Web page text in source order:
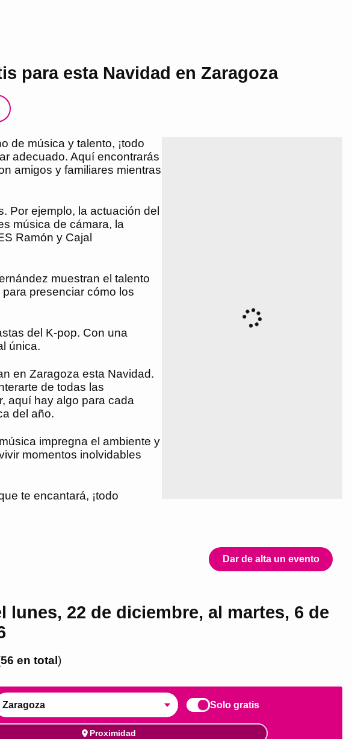
para esta Navidad en Zaragoza
de música y talento, ¡todo
adecuado. Aquí encontrarás
amigos y familiares mientras
Por ejemplo, la actuación del
música de cámara, la
Ramón y Cajal
muestran el talento
presenciar cómo los
del K-pop. Con una
única.
en Zaragoza esta Navidad.
de todas las
aquí hay algo para cada
del año.
impregna el ambiente y
momentos inolvidables
te encantará, ¡todo
Dar de alta un evento
22 de diciembre, al martes, 6 de
56 en total )
Zaragoza Solo gratis
Proximidad